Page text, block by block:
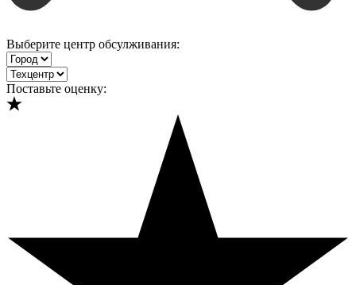
Выберите центр обсулживания:
Поставьте оценку: